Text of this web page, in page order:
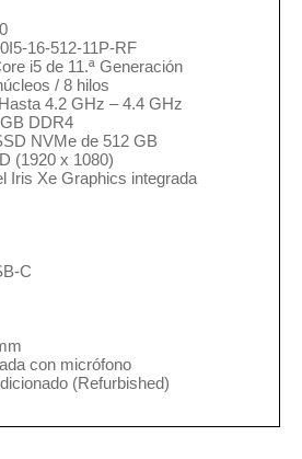
16-512-11P-RF
i5 de 11.ª Generación
/ 8 hilos
4.2 GHz – 4.4 GHz
DDR4
NVMe de 512 GB
(1920 x 1080)
Iris Xe Graphics integrada
C
con micrófono
(Refurbished)